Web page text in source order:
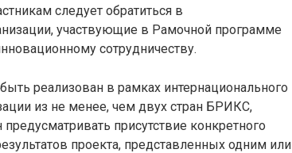
следует обратиться в
участвующие в Рамочной программе
сотрудничеству.
реализован в рамках интернационального
из не менее, чем двух стран БРИКС,
присутствие конкретного
проекта, представленных одним или